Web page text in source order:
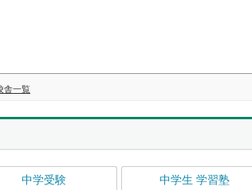
舎一覧
中学受験 中学生 学習塾